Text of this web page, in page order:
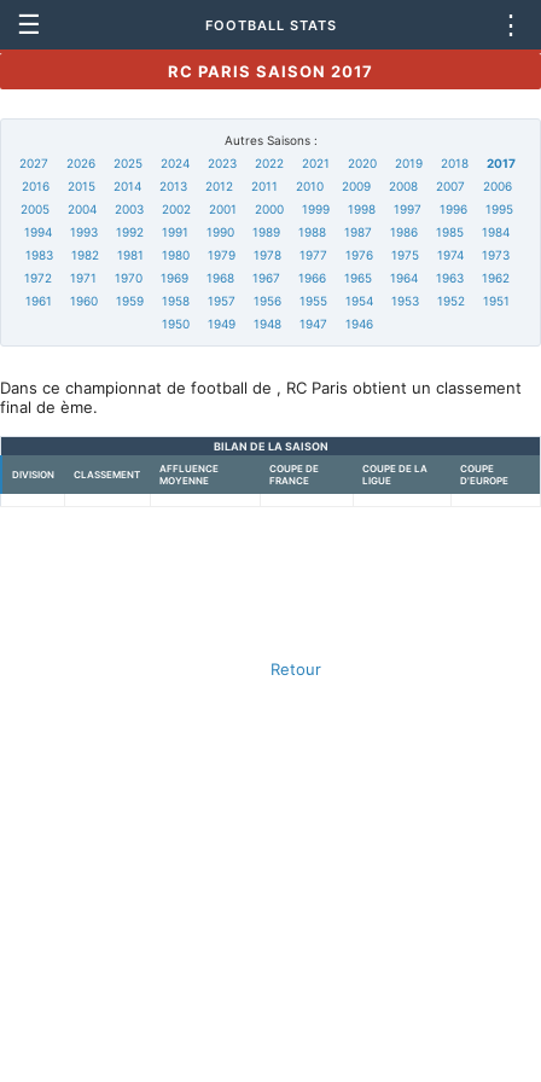
☰ FOOTBALL STATS ⋮
RC PARIS SAISON 2017
Autres Saisons :
2027
2026 2025 2024 2023 2022 2021 2020 2019 2018
2017
2016
2015 2014 2013 2012 2011 2010 2009 2008 2007
2006
2005
2004 2003 2002 2001 2000 1999 1998 1997 1996
1995
1994
1993 1992 1991 1990 1989 1988 1987 1986 1985
1984
1983
1982 1981 1980 1979 1978 1977 1976 1975 1974
1973
1972
1971 1970 1969 1968 1967 1966 1965 1964 1963
1962
1961
1960 1959 1958 1957 1956 1955 1954 1953 1952
1951
1950
1949 1948 1947 1946
Dans ce championnat de football de , RC Paris obtient un classement
final de ème.
BILAN DE LA SAISON
DIVISION CLASSEMENT
AFFLUENCE
MOYENNE
COUPE DE
FRANCE
COUPE DE LA
LIGUE
COUPE
D'EUROPE
Retour